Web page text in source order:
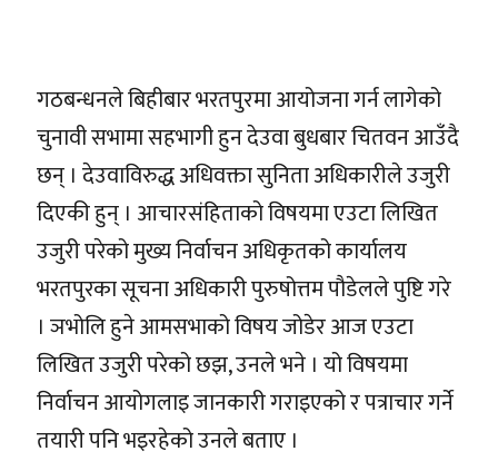
गठबन्धनले बिहीबार भरतपुरमा आयोजना गर्न लागेको
चुनावी सभामा सहभागी हुन देउवा बुधबार चितवन आउँदै
छन् । देउवाविरुद्ध अधिवक्ता सुनिता अधिकारीले उजुरी
दिएकी हुन् । आचारसंहिताको विषयमा एउटा लिखित
उजुरी परेको मुख्य निर्वाचन अधिकृतको कार्यालय
भरतपुरका सूचना अधिकारी पुरुषोत्तम पौडेलले पुष्टि गरे
। ञभोलि हुने आमसभाको विषय जोडेर आज एउटा
लिखित उजुरी परेको छझ, उनले भने । यो विषयमा
निर्वाचन आयोगलाइ जानकारी गराइएको र पत्राचार गर्ने
तयारी पनि भइरहेको उनले बताए ।